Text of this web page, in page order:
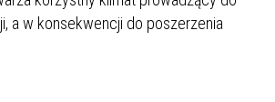
a w konsekwencji do poszerzenia